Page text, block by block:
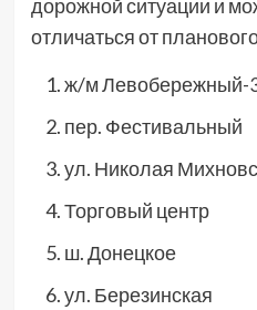
дорожной ситуации и
отличаться от
ж/м Левобережный-
пер. Фестивальный
ул. Николая
Торговый центр
ш. Донецкое
ул. Березинская